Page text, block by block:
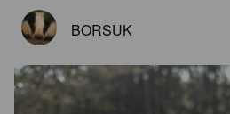
BORSUK